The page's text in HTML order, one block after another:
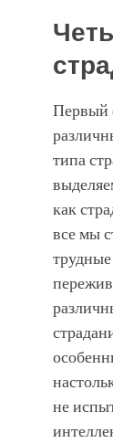
Первый
типа
как
все мы
не